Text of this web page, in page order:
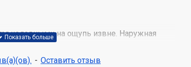
холодными на ощупь извне. Наружная
пищевого пластика, внутренняя – из
- Оставить отзыв